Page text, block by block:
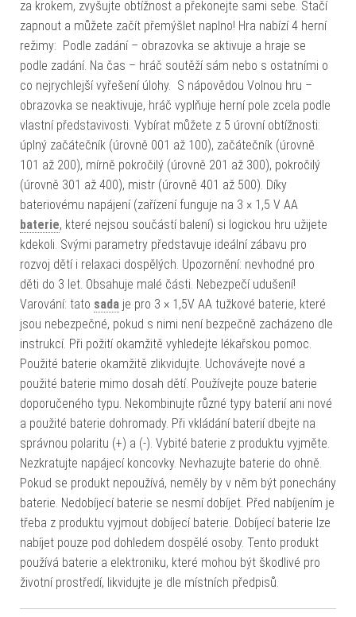
za krokem, zvyšujte obtížnost a překonejte sami sebe. Stačí
zapnout a můžete začít přemýšlet naplno! Hra nabízí 4 herní
režimy: Podle zadání – obrazovka se aktivuje a hraje se
podle zadání. Na čas – hráč soutěží sám nebo s ostatními o
co nejrychlejší vyřešení úlohy. S nápovědou Volnou hru –
obrazovka se neaktivuje, hráč vyplňuje herní pole zcela podle
vlastní představivosti. Vybírat můžete z 5 úrovní obtížnosti:
úplný začátečník (úrovně 001 až 100), začátečník (úrovně
101 až 200), mírně pokročilý (úrovně 201 až 300), pokročilý
(úrovně 301 až 400), mistr (úrovně 401 až 500). Díky
bateriovému napájení (zařízení funguje na 3 × 1,5 V AA
baterie, které nejsou součástí balení) si logickou hru užijete
kdekoli. Svými parametry představuje ideální zábavu pro
rozvoj dětí i relaxaci dospělých. Upozornění: nevhodné pro
děti do 3 let. Obsahuje malé části. Nebezpečí udušení!
Varování: tato sada je pro 3 × 1,5V AA tužkové baterie, které
jsou nebezpečné, pokud s nimi není bezpečně zacházeno dle
instrukcí. Při požití okamžitě vyhledejte lékařskou pomoc.
Použité baterie okamžitě zlikvidujte. Uchovávejte nové a
použité baterie mimo dosah dětí. Používejte pouze baterie
doporučeného typu. Nekombinujte různé typy baterií ani nové
a použité baterie dohromady. Při vkládání baterií dbejte na
správnou polaritu (+) a (-). Vybité baterie z produktu vyjměte.
Nezkratujte napájecí koncovky. Nevhazujte baterie do ohně.
Pokud se produkt nepoužívá, neměly by v něm být ponechány
baterie. Nedobíjecí baterie se nesmí dobíjet. Před nabíjením je
třeba z produktu vyjmout dobíjecí baterie. Dobíjecí baterie lze
nabíjet pouze pod dohledem dospělé osoby. Tento produkt
používá baterie a elektroniku, které mohou být škodlivé pro
životní prostředí, likvidujte je dle místních předpisů.